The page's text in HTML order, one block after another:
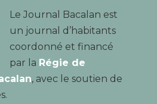
Le Journal Bacalan est
un journal d’habitants
coordonné et financé
par la Régie de
, avec le soutien de